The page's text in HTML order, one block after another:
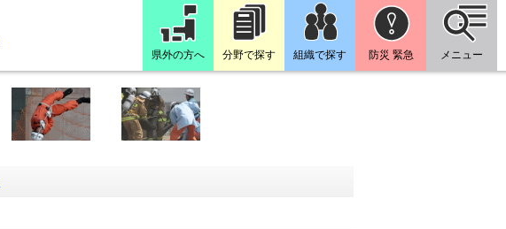
県外の方へ 分野で探す 組織で探す 防災 緊急 メニュー